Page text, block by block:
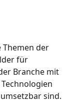
Themen der
für
Branche mit
sind.